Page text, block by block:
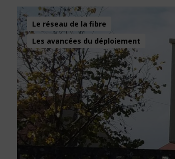
Le réseau de la fibre
Les avancées du déploiement